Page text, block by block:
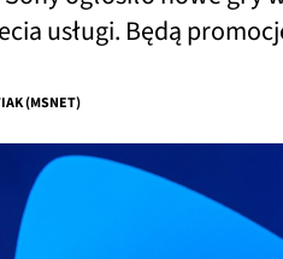
usługi. Będą
(MSNET)